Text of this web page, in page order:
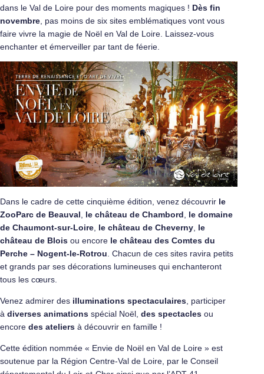
dans le Val de Loire pour des moments magiques ! Dès fin
novembre , pas moins de six sites emblématiques vont vous
faire vivre la magie de Noël en Val de Loire. Laissez-vous
enchanter et émerveiller par tant de féerie.
Dans le cadre de cette cinquième édition, venez découvrir le
ZooParc de Beauval
le château de Chambord
le domaine
de Chaumont-sur-Loire le château de Cheverny le
château de Blois ou encore le château des Comtes du
Perche – Nogent-le-Rotrou . Chacun de ces sites ravira petits
et grands par ses décorations lumineuses qui enchanteront
tous les cœurs.
Venez admirer des illuminations spectaculaires , participer
à diverses animations spécial Noël, des spectacles ou
encore des ateliers à découvrir en famille !
Cette édition nommée « Envie de Noël en Val de Loire » est
soutenue par la Région Centre-Val de Loire, par le Conseil